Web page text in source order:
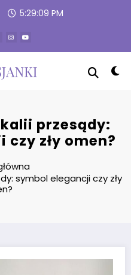
5:29:10 PM
przesądy:
zły omen?
symbol elegancji czy zły